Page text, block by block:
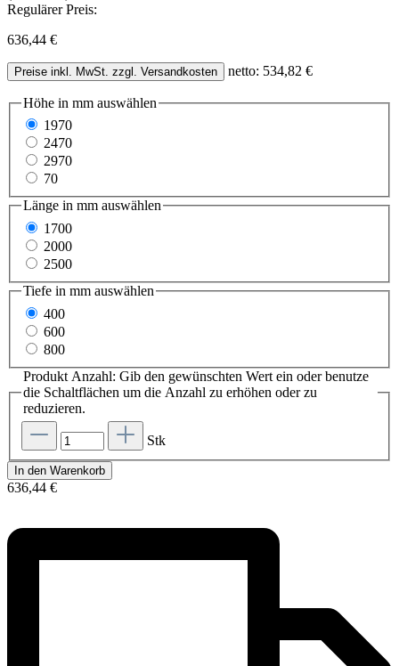
Regulärer Preis:
636,44 €
Preise inkl. MwSt. zzgl. Versandkosten netto: 534,82 €
Höhe in mm auswählen
1970
2470
2970
70
Länge in mm auswählen
1700
2000
2500
Tiefe in mm auswählen
400
600
800
Produkt Anzahl: Gib den gewünschten Wert ein oder benutze
die Schaltflächen um die Anzahl zu erhöhen oder zu
reduzieren.
Stk
In den Warenkorb
636,44 €